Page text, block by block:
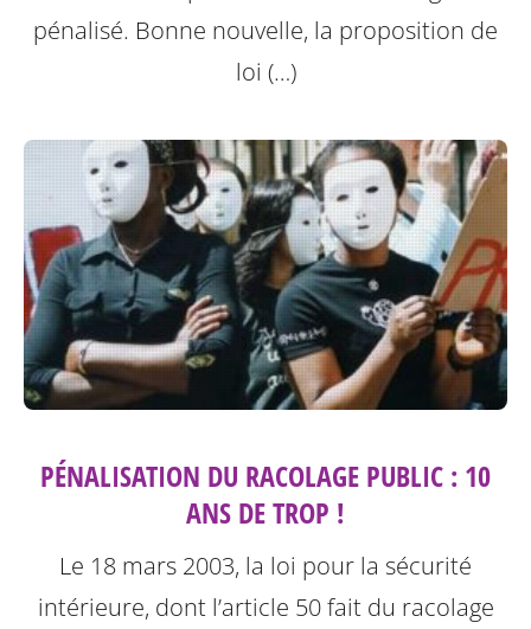
pénalisé. Bonne nouvelle, la proposition de
loi (…)
PÉNALISATION DU RACOLAGE PUBLIC : 10
ANS DE TROP !
Le 18 mars 2003, la loi pour la sécurité
intérieure, dont l’article 50 fait du racolage